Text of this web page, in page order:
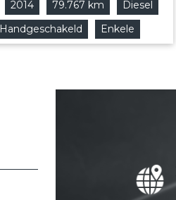
2014 79.767 km
Diesel
Handgeschakeld Enkele